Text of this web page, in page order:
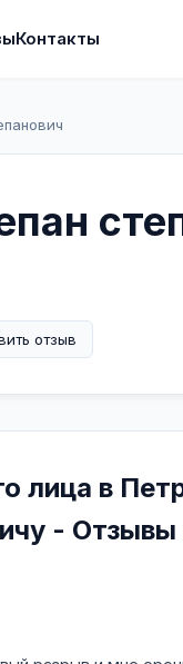
Контакты
отзыв
лица в
-